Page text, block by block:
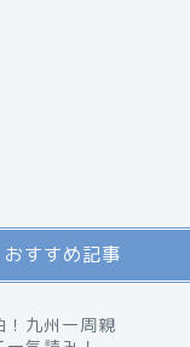
おすすめ記事
！九州一周親